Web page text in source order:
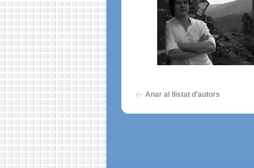
Anar al llistat d'autors